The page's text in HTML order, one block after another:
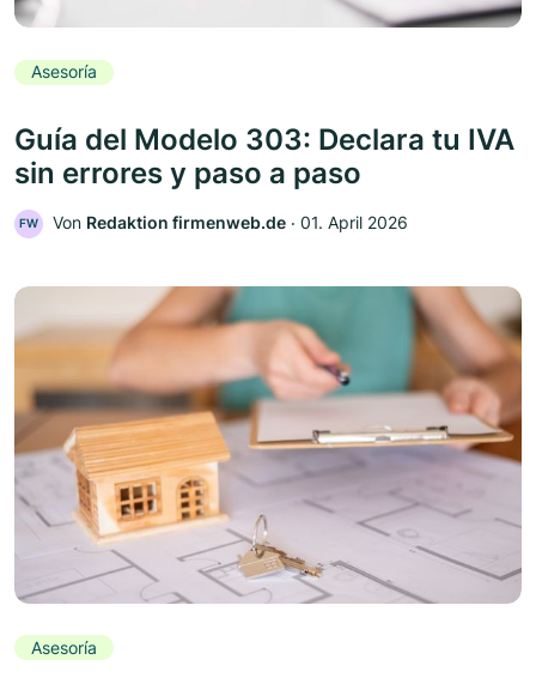
Asesoría
Guía del Modelo 303: Declara tu IVA
sin errores y paso a paso
FW Von Redaktion firmenweb.de ‧ 01. April 2026
Asesoría